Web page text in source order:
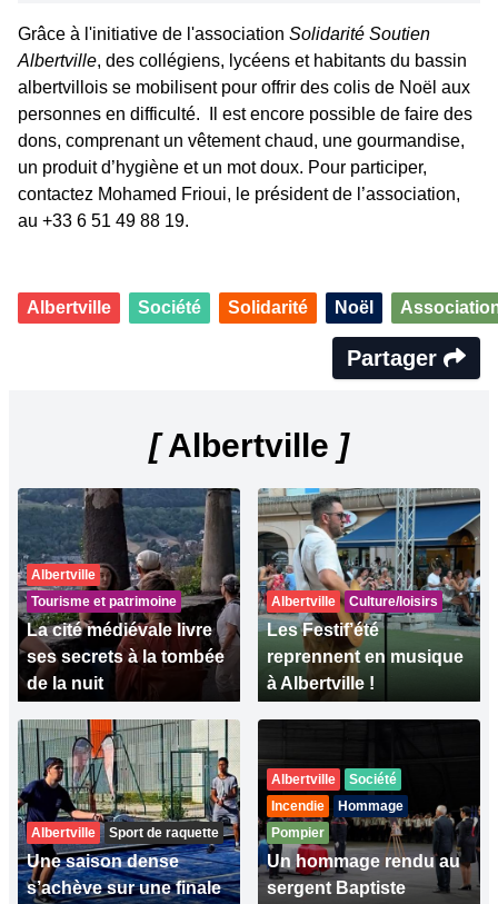
Grâce à l'initiative de l'association Solidarité Soutien
Albertville, des collégiens, lycéens et habitants du bassin
albertvillois se mobilisent pour offrir des colis de Noël aux
personnes en difficulté. Il est encore possible de faire des
dons, comprenant un vêtement chaud, une gourmandise,
un produit d’hygiène et un mot doux. Pour participer,
contactez Mohamed Frioui, le président de l’association,
au +33 6 51 49 88 19.
Albertville Société Solidarité Noël
Partager
[Albertville ]
Albertville
Tourisme et patrimoine
La cité médiévale livre
ses secrets à la tombée
de la nuit
Albertville Culture/loisirs
Les Festif’été
reprennent en musique
à Albertville !
Albertville Sport de raquette
Une saison dense
s’achève sur une finale
Albertville
Société
Incendie
Hommage
Pompier
Un hommage rendu au
sergent Baptiste